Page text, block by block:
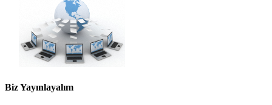
Biz Yayınlayalım